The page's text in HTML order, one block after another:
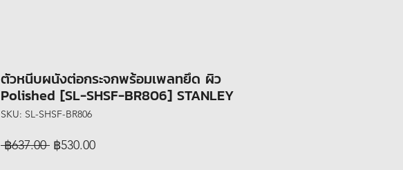
ตัวหนีบผนังต่อกระจกพร้อมเพลทยึด ผิว
Polished [SL-SHSF-BR806] STANLEY
SKU: SL-SHSF-BR806
฿637.00 Regular
฿530.00Sale